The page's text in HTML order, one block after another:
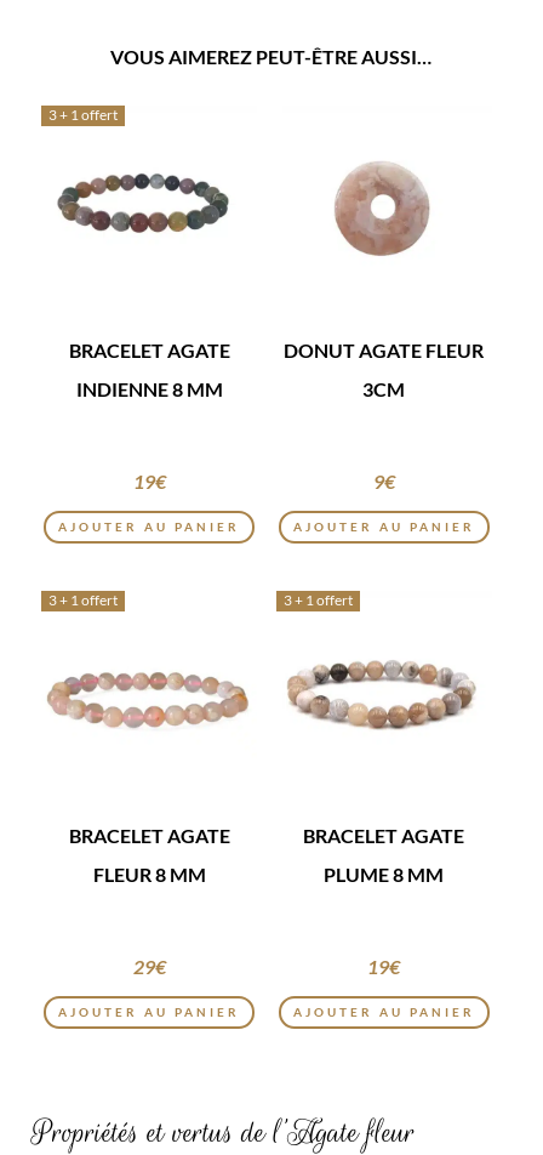
VOUS AIMEREZ PEUT-ÊTRE AUSSI…
3 + 1 offert
BRACELET AGATE
INDIENNE 8 MM
19€
AJOUTER AU PANIER
DONUT AGATE FLEUR
3CM
9€
AJOUTER AU PANIER
3 + 1 offert
BRACELET AGATE
FLEUR 8 MM
29€
AJOUTER AU PANIER
3 + 1 offert
BRACELET AGATE
PLUME 8 MM
19€
AJOUTER AU PANIER
Propriétés et vertus de l’Agate fleur